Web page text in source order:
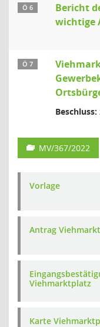
Ö 6
Bericht
wichtige
Ö 7
Beschluss:
MV/367/2022
Vorlage
Antrag
Viehmarktplatz
Karte